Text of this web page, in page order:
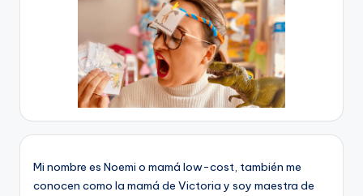
Mi nombre es Noemi o mamá low-cost, también me
conocen como la mamá de Victoria y soy maestra de